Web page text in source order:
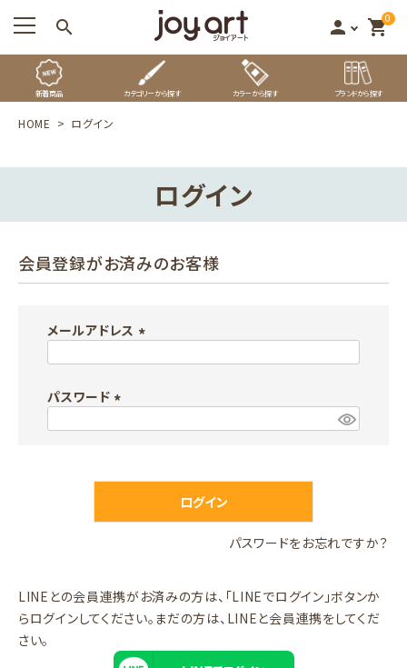
search person 0
shopping_cart
新着商品 カテゴリーから探す カラーから探す ブランドから探す
HOME ログイン
ログイン
会員登録がお済みのお客様
メールアドレス
パスワード
)
ログイン
パスワードをお忘れですか？
LINEとの会員連携がお済みの方は、「LINEでログイン」ボタンか
らログインしてください。まだの方は、 LINEと会員連携をしてくだ
さい。